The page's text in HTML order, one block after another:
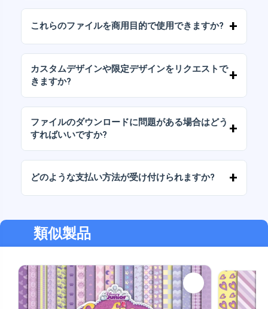
パッケージには、AIまたはPDFファイルも含ま
れています。
これらのファイルを商用目的で使用できますか?
（変更せずに）再販しないことを条件として、
個人ライセンスと商用ライセンスが含まれてい
ます。
カスタムデザインや限定デザインをリクエストで
きますか?
ます。お気軽にお問い合わせいただき、ご希望
をお伝えください。
ファイルのダウンロードに問題がある場合はどう
すればいいですか?
さい。追加料金なしでファイルの回復をお手伝
いいたします。
どのような支払い方法が受け付けられますか?
る支払い方法に対応しています。
類似製品